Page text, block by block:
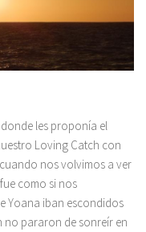
les proponía el
Loving Catch con
nos volvimos a ver
como si nos
Yoana iban escondidos
no pararon de sonreír en